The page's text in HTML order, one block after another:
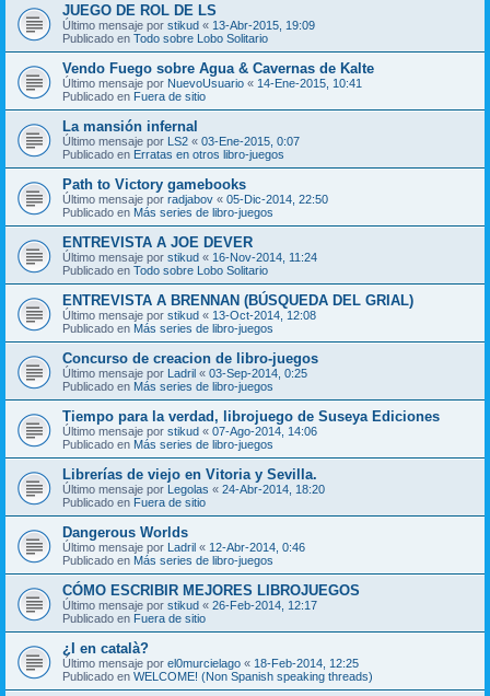
JUEGO DE ROL DE LS
Último mensaje por stikud « 13-Abr-2015, 19:09
Publicado en Todo sobre Lobo Solitario
Vendo Fuego sobre Agua & Cavernas de Kalte
Último mensaje por NuevoUsuario « 14-Ene-2015, 10:41
Publicado en Fuera de sitio
La mansión infernal
Último mensaje por LS2 « 03-Ene-2015, 0:07
Publicado en Erratas en otros libro-juegos
Path to Victory gamebooks
Último mensaje por radjabov « 05-Dic-2014, 22:50
Publicado en Más series de libro-juegos
ENTREVISTA A JOE DEVER
Último mensaje por stikud « 16-Nov-2014, 11:24
Publicado en Todo sobre Lobo Solitario
ENTREVISTA A BRENNAN (BÚSQUEDA DEL GRIAL)
Último mensaje por stikud « 13-Oct-2014, 12:08
Publicado en Más series de libro-juegos
Concurso de creacion de libro-juegos
Último mensaje por Ladril « 03-Sep-2014, 0:25
Publicado en Más series de libro-juegos
Tiempo para la verdad, librojuego de Suseya Ediciones
Último mensaje por stikud « 07-Ago-2014, 14:06
Publicado en Más series de libro-juegos
Librerías de viejo en Vitoria y Sevilla.
Último mensaje por Legolas « 24-Abr-2014, 18:20
Publicado en Fuera de sitio
Dangerous Worlds
Último mensaje por Ladril « 12-Abr-2014, 0:46
Publicado en Más series de libro-juegos
CÓMO ESCRIBIR MEJORES LIBROJUEGOS
Último mensaje por stikud « 26-Feb-2014, 12:17
Publicado en Fuera de sitio
¿I en català?
Último mensaje por el0murcielago « 18-Feb-2014, 12:25
Publicado en WELCOME! (Non Spanish speaking threads)